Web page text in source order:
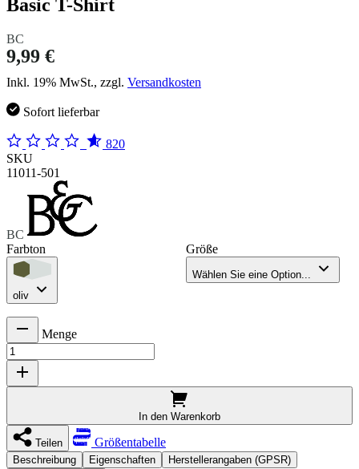
Basic T-Shirt
BC
9,99 €
Inkl. 19% MwSt., zzgl. Versandkosten
Sofort lieferbar
820
SKU
11011-501
BC
Farbton
oliv
Größe
Wählen Sie eine Option...
Menge
In den Warenkorb
Teilen Größentabelle
Beschreibung Eigenschaften
Herstellerangaben (GPSR)